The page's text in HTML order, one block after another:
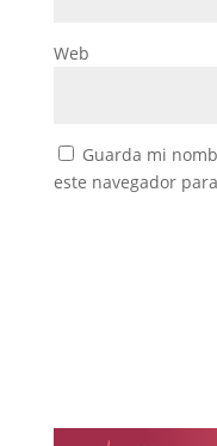
Web
Guarda mi
este navegador